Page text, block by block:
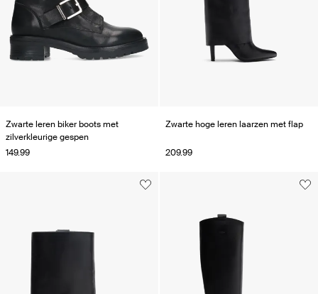
Zwarte leren biker boots met
zilverkleurige gespen
149.99
Zwarte hoge leren laarzen met flap
209.99